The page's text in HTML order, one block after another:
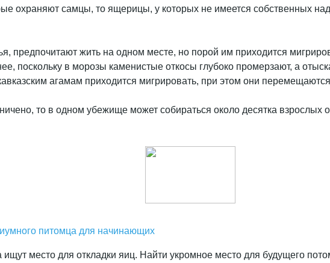
охраняют самцы, то ящерицы, у которых не имеется собственных
предпочитают жить на одном месте, но порой им приходится
поскольку в морозы каменистые откосы глубоко промерзают, а
агамам приходится мигрировать, при этом они
то в одном убежище может собираться около десятка
питомца для начинающих
место для откладки яиц. Найти укромное место для будущего